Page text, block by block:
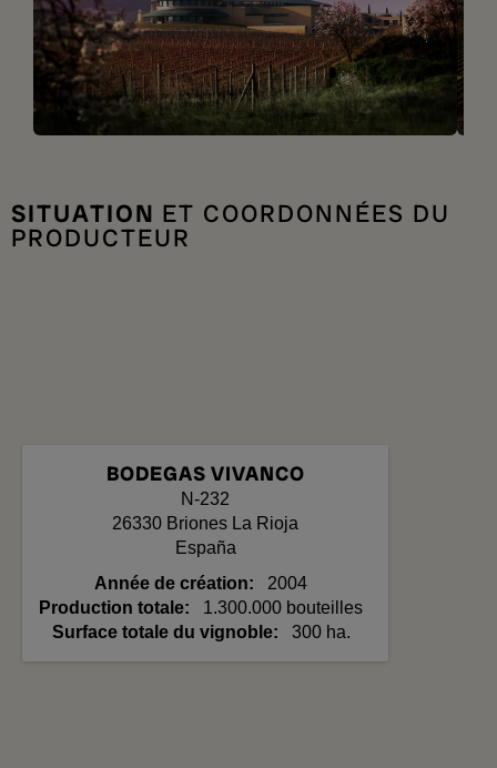
SITUATION ET COORDONNÉES DU
PRODUCTEUR
BODEGAS VIVANCO
N-232
26330 Briones La Rioja
España
Année de création
2004
Production totale
1.300.000 bouteilles
Surface totale du vignoble
300 ha.